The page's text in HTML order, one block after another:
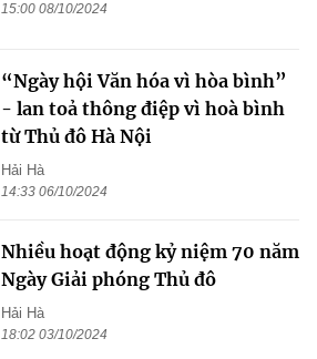
15:00 08/10/2024
“Ngày hội Văn hóa vì hòa bình”
- lan toả thông điệp vì hoà bình
từ Thủ đô Hà Nội
Hải Hà
14:33 06/10/2024
Nhiều hoạt động kỷ niệm 70 năm
Ngày Giải phóng Thủ đô
Hải Hà
18:02 03/10/2024